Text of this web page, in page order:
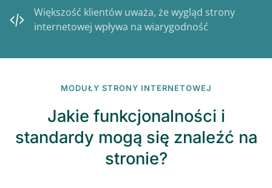
Większość klientów uważa, że wygląd strony
internetowej wpływa na wiarygodność
MODUŁY STRONY INTERNETOWEJ
Jakie funkcjonalności i
standardy mogą się znaleźć na
stronie?